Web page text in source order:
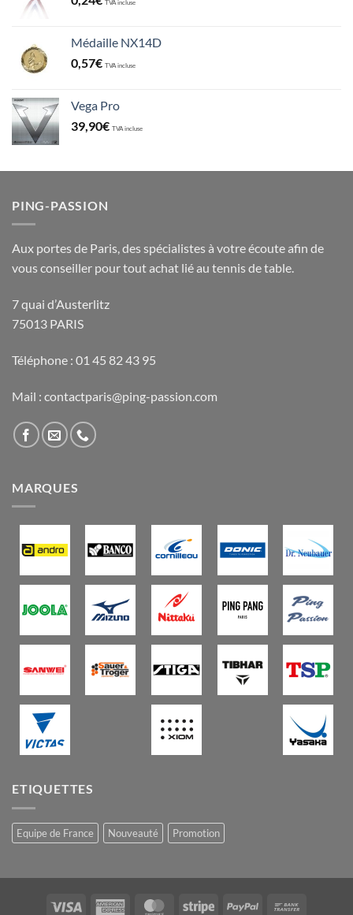
TVA incluse
Médaille NX14D
0,57€ TVA incluse
Vega Pro
39,90€ TVA incluse
PING-PASSION
Aux portes de Paris, des spécialistes à votre écoute afin de
vous conseiller pour tout achat lié au tennis de table.
7 quai d’Austerlitz
75013 PARIS
Téléphone : 01 45 82 43 95
Mail : contactparis@ping-passion.com
MARQUES
ETIQUETTES
Equipe de France Nouveauté Promotion
Visa American MasterCardStripe PayPal